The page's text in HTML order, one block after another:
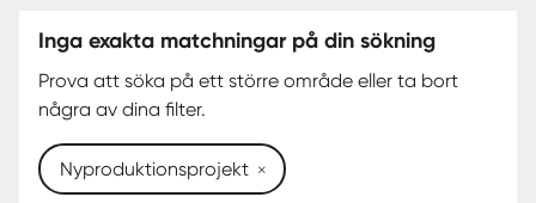
SENAST SÅLDA
Inga exakta matchningar på din sökning
Prova att söka på ett större område eller ta bort
några av dina filter.
Nyproduktionsprojekt